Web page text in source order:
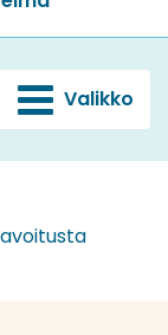
Valikko